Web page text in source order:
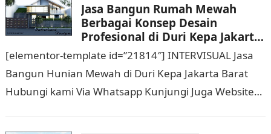
Jasa Bangun Rumah Mewah
Berbagai Konsep Desain
Profesional di Duri Kepa Jakarta
Barat Hubungi 0811 9933 588
[elementor-template id=”21814″] INTERVISUAL Jasa
Bangun Hunian Mewah di Duri Kepa Jakarta Barat
Hubungi kami Via Whatsapp Kunjungi Juga Website